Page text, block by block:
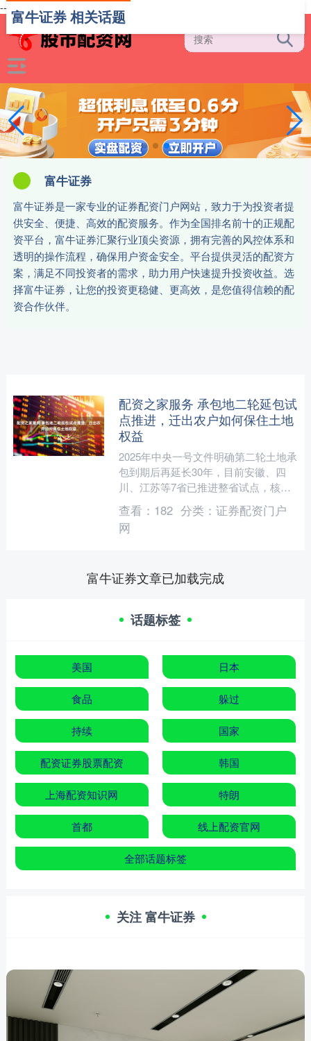
-->
富牛证券
富牛证券是一家专业的证券配资门户网站，致力于为投资者提
供安全、便捷、高效的配资服务。作为全国排名前十的正规配
资平台，富牛证券汇聚行业顶尖资源，拥有完善的风控体系和
透明的操作流程，确保用户资金安全。平台提供灵活的配资方
案，满足不同投资者的需求，助力用户快速提升投资收益。选
择富牛证券，让您的投资更稳健、更高效，是您值得信赖的配
资合作伙伴。
富牛证券 相关话题
配资之家服务 承包地二轮延包试
点推进，迁出农户如何保住土地
权益
2025年中央一号文件明确第二轮土地承
包到期后再延长30年，目前安徽、四
川、江苏等7省已推进整省试点，核心
遵循“大稳定、小调整”原则，不打乱重
分现有承包地，重点....
查看： 182 分类： 证券配资门户
网
富牛证券文章已加载完成
话题标签
美国 日本
食品 躲过
持续 国家
配资证券股票配资 韩国
上海配资知识网 特朗
首都 线上配资官网
全部话题标签
关注 富牛证券